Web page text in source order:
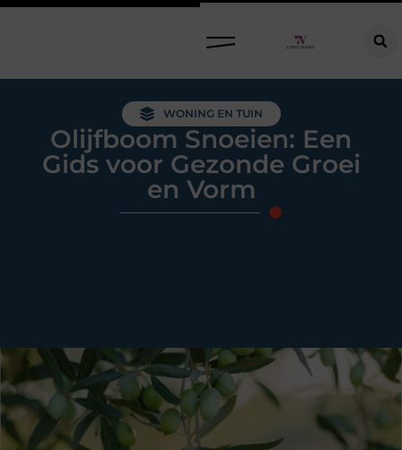
WONING EN TUIN
Olijfboom Snoeien: Een
Gids voor Gezonde Groei
en Vorm